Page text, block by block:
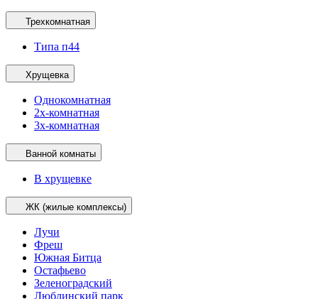
Трехкомнатная
Типа п44
Хрущевка
Однокомнатная
2х-комнатная
3х-комнатная
Ванной комнаты
В хрущевке
ЖК (жилые комплексы)
Лучи
Фреш
Южная Битца
Остафьево
Зеленоградский
Люблинский парк